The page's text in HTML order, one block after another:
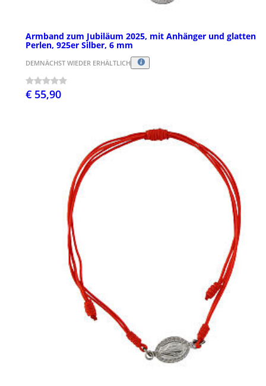
Armband zum Jubiläum 2025, mit Anhänger und glatten
Perlen, 925er Silber, 6 mm
DEMNÄCHST WIEDER ERHÄLTLICH
€ 55,90